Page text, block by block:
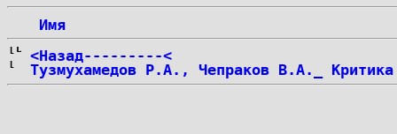
Имя
<Назад---------<
Тузмухамедов Р.А., Чепраков В.А._